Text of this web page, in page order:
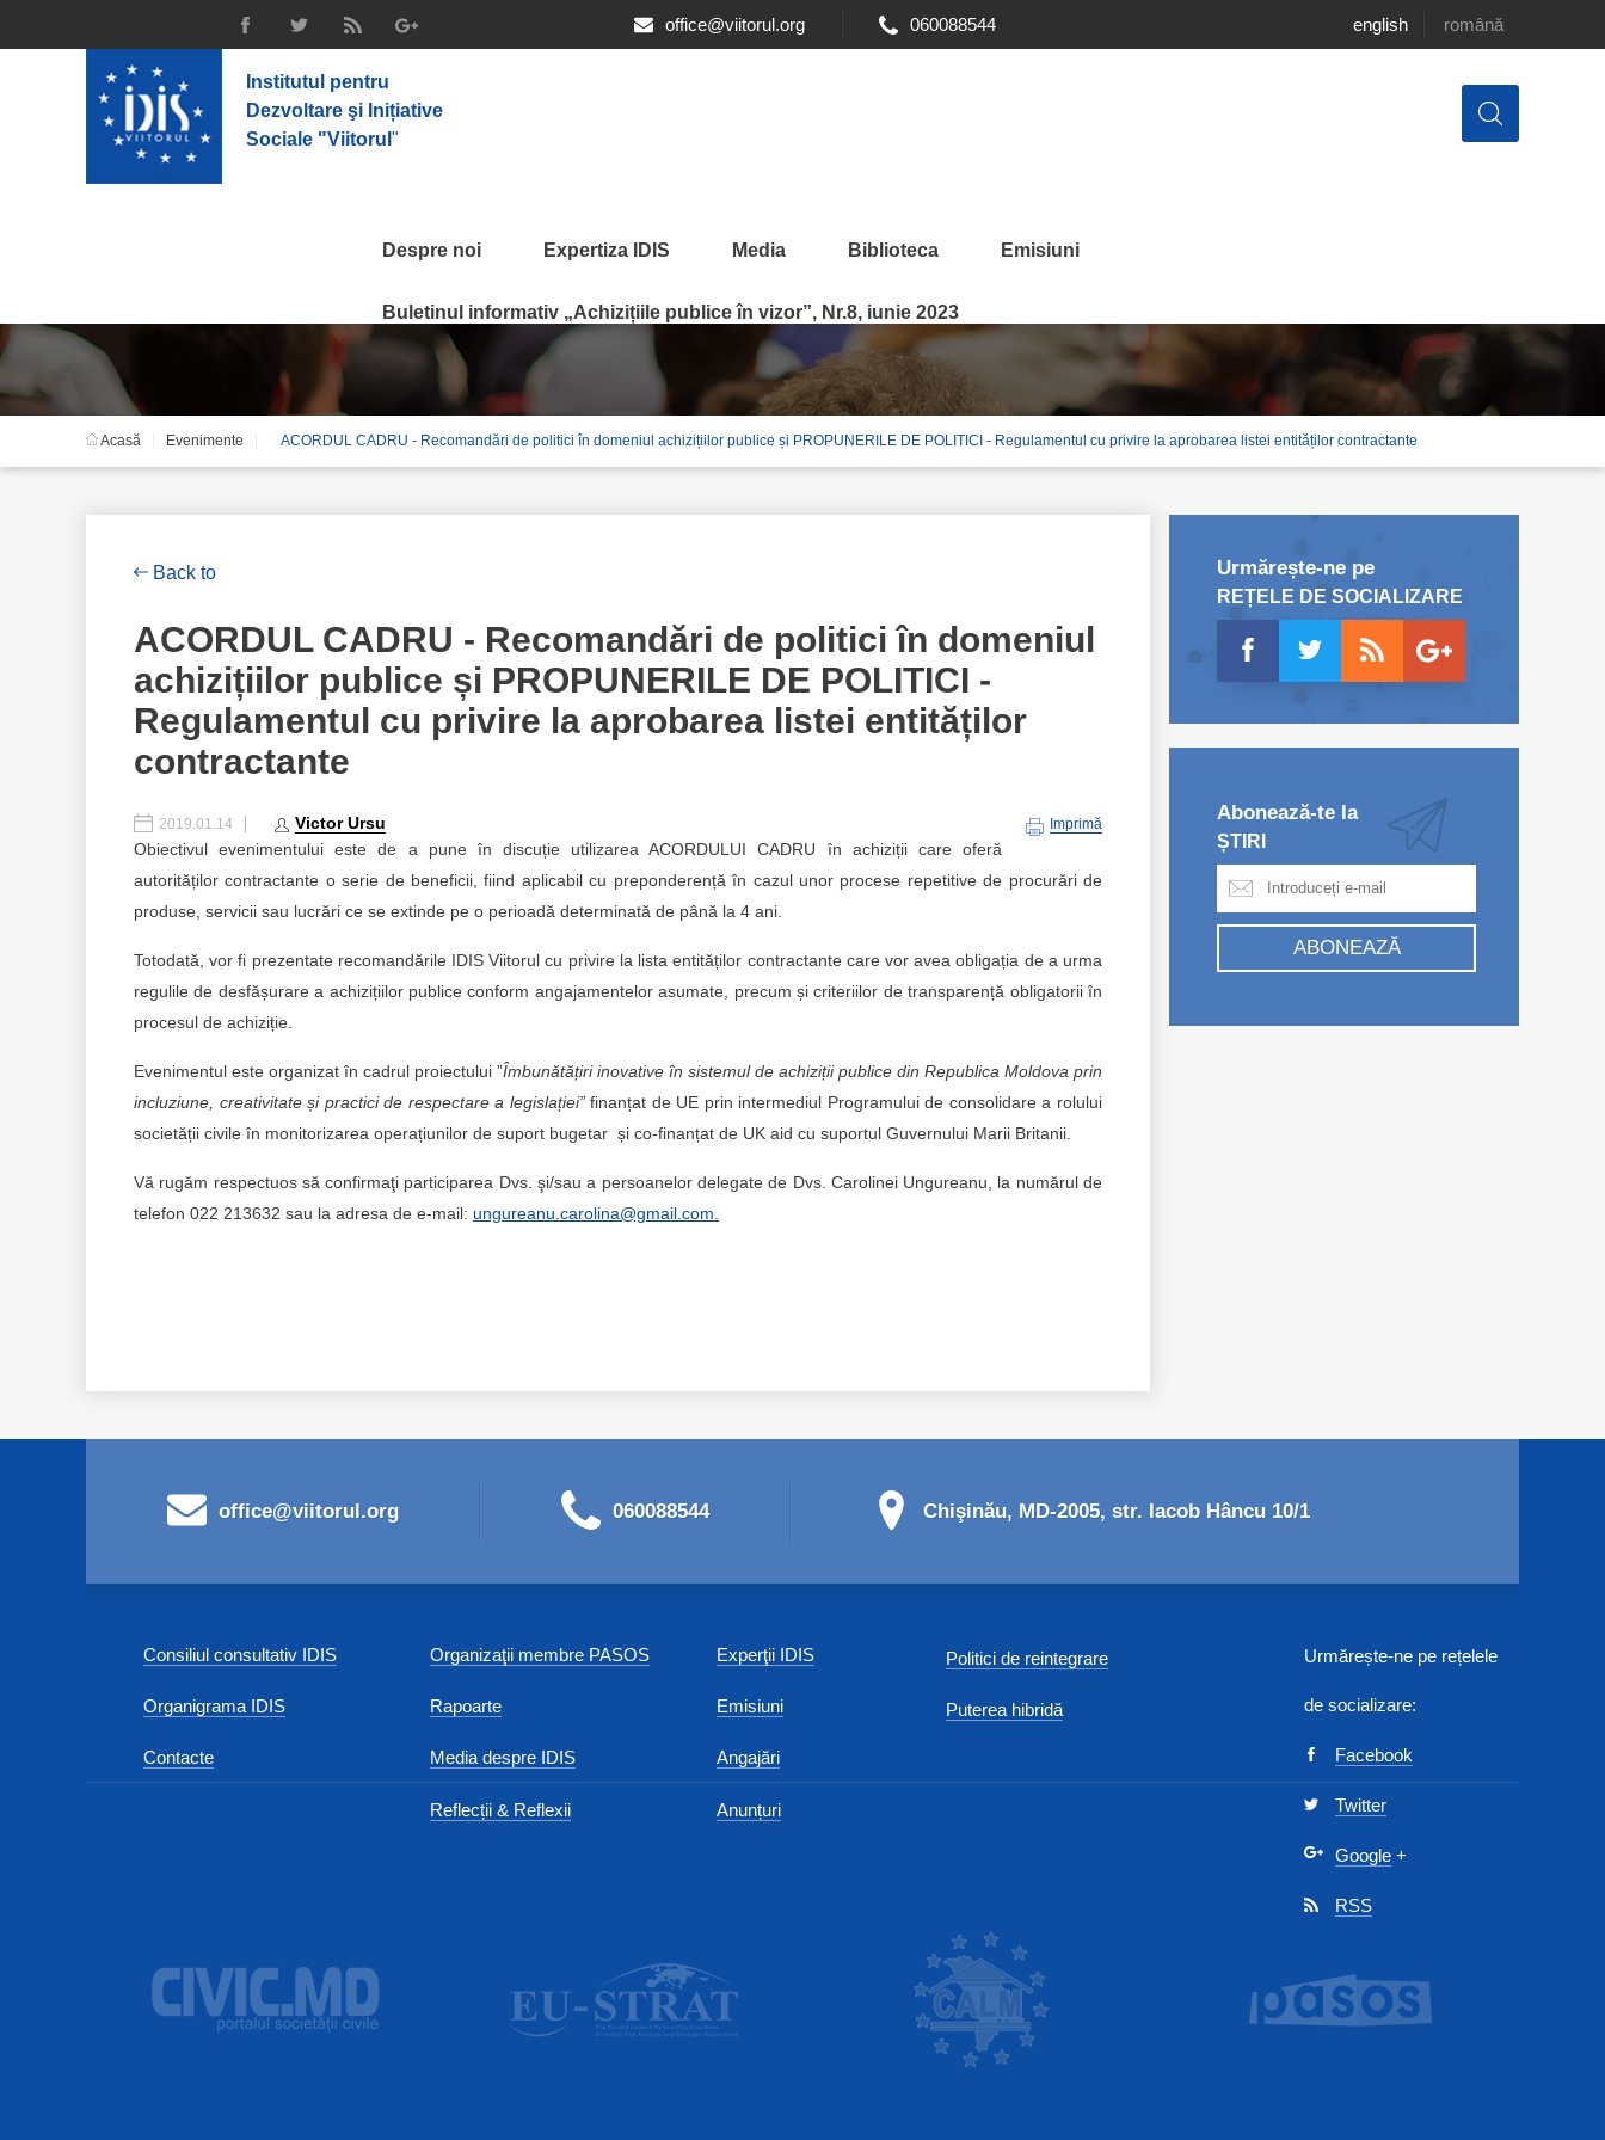
office@viitorul.org 060088544 english română
Institutul pentru
Dezvoltare şi Inițiative
Sociale "Viitorul "
Despre noi Expertiza IDIS Media Biblioteca Emisiuni
Buletinul informativ „Achizițiile publice în vizor”, Nr.8, iunie 2023
Acasă Evenimente ACORDUL CADRU - Recomandări de politici în domeniul achizițiilor publice și PROPUNERILE DE POLITICI - Regulamentul cu privire la aprobarea listei entităților contractante
Back to
ACORDUL CADRU - Recomandări de politici în domeniul
achizițiilor publice și PROPUNERILE DE POLITICI -
Regulamentul cu privire la aprobarea listei entităților
contractante
2019.01.14 Victor Ursu Imprimă
Obiectivul evenimentului este de a pune în discuție utilizarea ACORDULUI CADRU în achiziții care oferă
autorităților contractante o serie de beneficii, fiind aplicabil cu preponderență în cazul unor procese repetitive de procurări de
produse, servicii sau lucrări ce se extinde pe o perioadă determinată de până la 4 ani.
Totodată, vor fi prezentate recomandările IDIS Viitorul cu privire la lista entităților contractante care vor avea obligația de a urma
regulile de desfășurare a achizițiilor publice conform angajamentelor asumate, precum și criteriilor de transparență obligatorii în
procesul de achiziție.
Evenimentul este organizat în cadrul proiectului ”Îmbunătățiri inovative în sistemul de achiziții publice din Republica Moldova prin
incluziune, creativitate și practici de respectare a legislației”finanțat de UE prin intermediul Programului de consolidare a rolului
societății civile în monitorizarea operațiunilor de suport bugetar și co-finanțat de UK aid cu suportul Guvernului Marii Britanii.
Vă rugăm respectuos să confirmaţi participarea Dvs. şi/sau a persoanelor delegate de Dvs. Carolinei Ungureanu, la numărul de
telefon 022 213632 sau la adresa de e-mail: ungureanu.carolina@gmail.com
Urmărește-ne pe
REȚELE DE SOCIALIZARE
Abonează-te la
ȘTIRI
ABONEAZĂ
office@viitorul.org 060088544 Chişinău, MD-2005, str. Iacob Hâncu 10/1
Consiliul consultativ IDIS
Organigrama IDIS
Contacte
Organizaţii membre PASOS
Rapoarte
Media despre IDIS
Reflecții & Reflexii
Experţii IDIS
Emisiuni
Angajări
Anunțuri
Politici de reintegrare
Puterea hibridă
Urmărește-ne pe rețelele
de socializare:
Facebook
Twitter
Google +
RSS